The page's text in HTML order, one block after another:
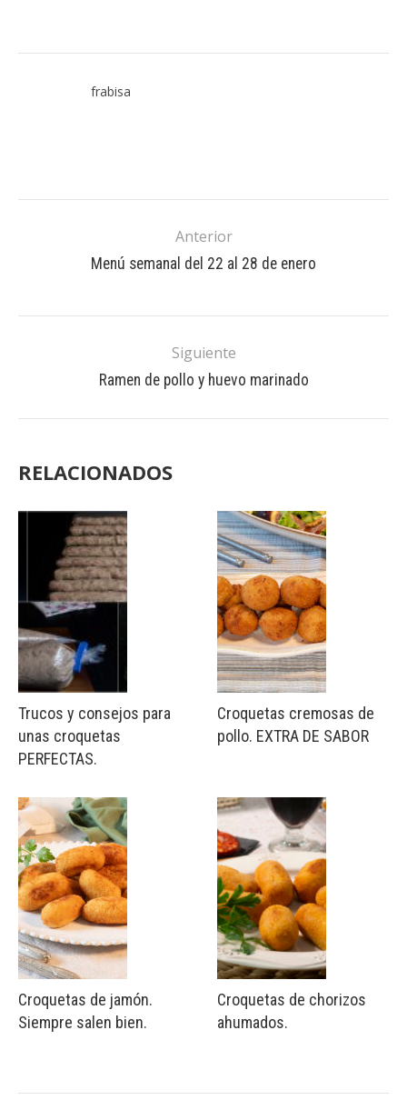
frabisa
Anterior
Menú semanal del 22 al 28 de enero
Siguiente
Ramen de pollo y huevo marinado
RELACIONADOS
Trucos y consejos para
unas croquetas
PERFECTAS.
Croquetas de jamón.
Siempre salen bien.
Croquetas cremosas de
pollo. EXTRA DE SABOR
Croquetas de chorizos
ahumados.